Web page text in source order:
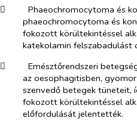
​
Phaeochromocytoma és
phaeochromocytoma és
fokozott körültekintéssel
katekolamin felszabadulást
​
Emésztőrendszeri
az oesophagitisben,
szenvedő betegek tüneteit,
fokozott körültekintéssel
előfordulását jelentették.